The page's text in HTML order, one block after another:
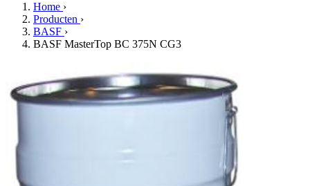
Home ›
Producten ›
BASF ›
BASF MasterTop BC 375N CG3